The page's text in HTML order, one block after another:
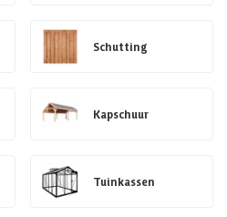
Schutting
Kapschuur
Tuinkassen